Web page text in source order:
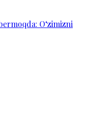
O‘zimizni